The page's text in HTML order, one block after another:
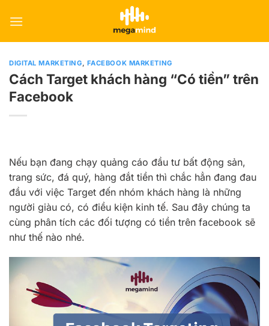
DIGITAL MARKETING, FACEBOOK MARKETING
Cách Target khách hàng “Có tiền” trên
Facebook
Nếu bạn đang chạy quảng cáo đầu tư bất động sản,
trang sức, đá quý, hàng đắt tiền thì chắc hẳn đang đau
đầu với việc Target đến nhóm khách hàng là những
người giàu có, có điều kiện kinh tế. Sau đây chúng ta
cùng phân tích các đối tượng có tiền trên facebook sẽ
như thế nào nhé.